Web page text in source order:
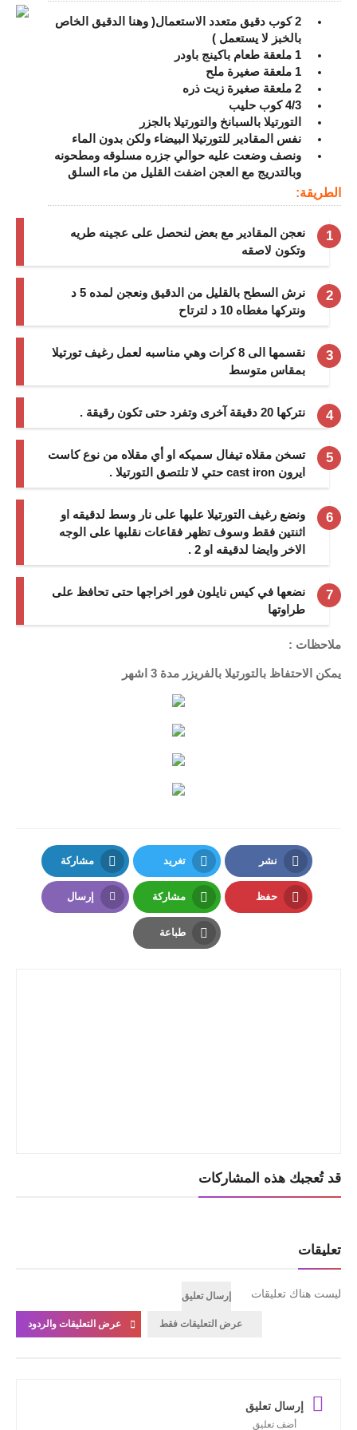
شوربات
مخبوزات
أطباق أطفال
وصفات حصرية
الريجيم والرشاقة
اطباق وأعياد
أطباق عيد الأضحي
سحور رمضان
مشروب وحلا
حلويات العيد
مسابقة المجلة
نصائح وفوائد
2 كوب دقيق متعدد الاستعمال( وهنا الدقيق الخاص
بالخبز لا يستعمل )
1 ملعقة طعام باكينج باودر
1 ملعقة صغيرة ملح
2 ملعقة صغيرة زيت ذره
4/3 كوب حليب
التورتيلا بالسبانخ والتورتيلا بالجزر
نفس المقادير للتورتيلا البيضاء ولكن بدون الماء
ونصف وضعت عليه حوالي جزره مسلوقه ومطحونه
وبالتدريج مع العجن اضفت القليل من ماء السلق
الطريقة:
نعجن المقادير مع بعض لنحصل على عجينه طريه
وتكون لاصقه
نرش السطح بالقليل من الدقيق ونعجن لمده 5 د
ونتركها مغطاه 10 د لترتاح
نقسمها الى 8 كرات وهي مناسبه لعمل رغيف تورتيلا
بمقاس متوسط
نتركها 20 دقيقة آخرى وتفرد حتى تكون رقيقة .
تسخن مقلاه تيفال سميكه او أي مقلاه من نوع كاست
ايرون cast iron حتي لا تلتصق التورتيلا .
ونضع رغيف التورتيلا عليها على نار وسط لدقيقه او
اثنتين فقط وسوف تظهر فقاعات نقلبها على الوجه
الاخر وايضا لدقيقه او 2 .
نضعها في كيس نايلون فور اخراجها حتى تحافظ على
طراوتها
ملاحظات :
يمكن الاحتفاظ بالتورتيلا بالفريزر مدة 3 اشهر
نشر
Facebook
تغريد
Twitter
مشاركة
LinkedIn
حفظ مشاركة
Whatsapp
إرسال
طباعة
قد تُعجبك هذه المشاركات
تعليقات
ليست هناك تعليقات إرسال تعليق
عرض التعليقات فقط عرض التعليقات والردود
إرسال تعليق
أضف تعليق